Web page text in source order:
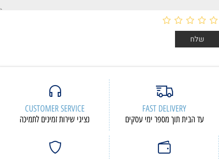
FAST DELIVERY
עד הבית תוך מספר ימי עסקים
CUSTOMER SERVICE
נציגי שירות זמינים לתמיכה